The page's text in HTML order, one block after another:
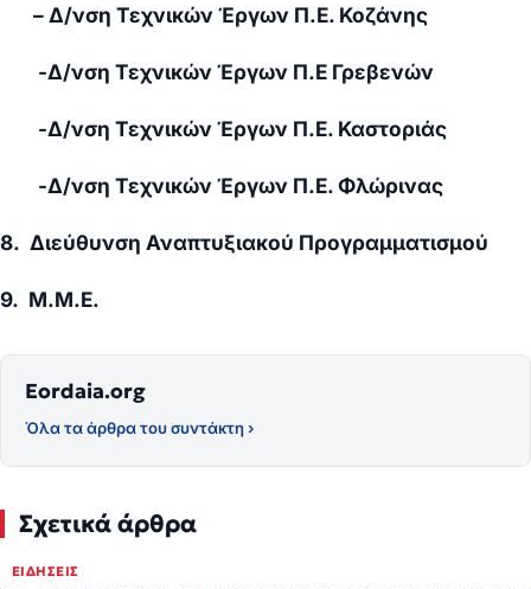
– Δ/νση Τεχνικών Έργων Π.Ε. Κοζάνης
-Δ/νση Τεχνικών Έργων Π.Ε Γρεβενών
-Δ/νση Τεχνικών Έργων Π.Ε. Καστοριάς
-Δ/νση Τεχνικών Έργων Π.Ε. Φλώρινας
8. Διεύθυνση Αναπτυξιακού Προγραμματισμού
9. Μ.Μ.Ε.
Eordaia.org
Όλα τα άρθρα του συντάκτη ›
Σχετικά άρθρα
ΕΙΔΉΣΕΙΣ